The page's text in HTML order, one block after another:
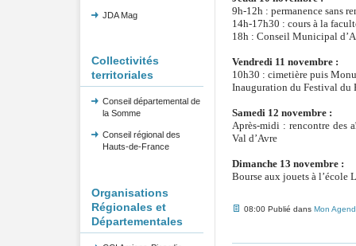
JDA Mag
Collectivités
territoriales
Conseil départemental de
la Somme
Conseil régional des
Hauts-de-France
Organisations
Régionales et
Départementales
9h-12h : permanence sans
14h-17h30 : cours à la
18h : Conseil Municipal
Vendredi 11 novembre :
10h30 : cimetière puis
Inauguration du Festival du
Samedi 12 novembre :
Après-midi : rencontre des
Val d’Avre
Dimanche 13 novembre :
Bourse aux jouets à l’école
08:00 Publié dans Mon